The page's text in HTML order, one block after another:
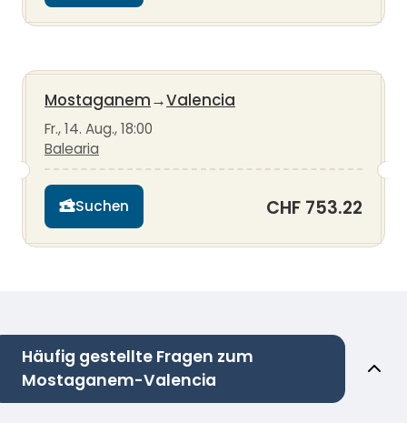
Mostaganem→Valencia
Fr., 14. Aug., 18:00
Balearia
Suchen CHF 753.22
Häufig gestellte Fragen zum
Mostaganem-Valencia